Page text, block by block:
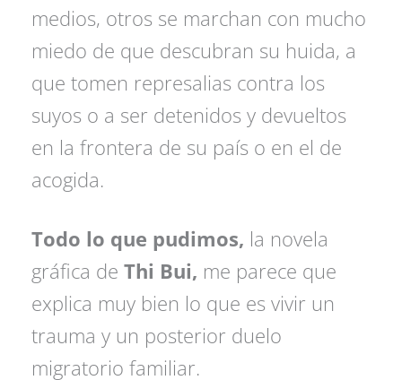
medios, otros se marchan con mucho
miedo de que descubran su huida, a
que tomen represalias contra los
suyos o a ser detenidos y devueltos
en la frontera de su país o en el de
acogida.
Todo lo que pudimos, la novela
gráfica de Thi Bui, me parece que
explica muy bien lo que es vivir un
trauma y un posterior duelo
migratorio familiar.